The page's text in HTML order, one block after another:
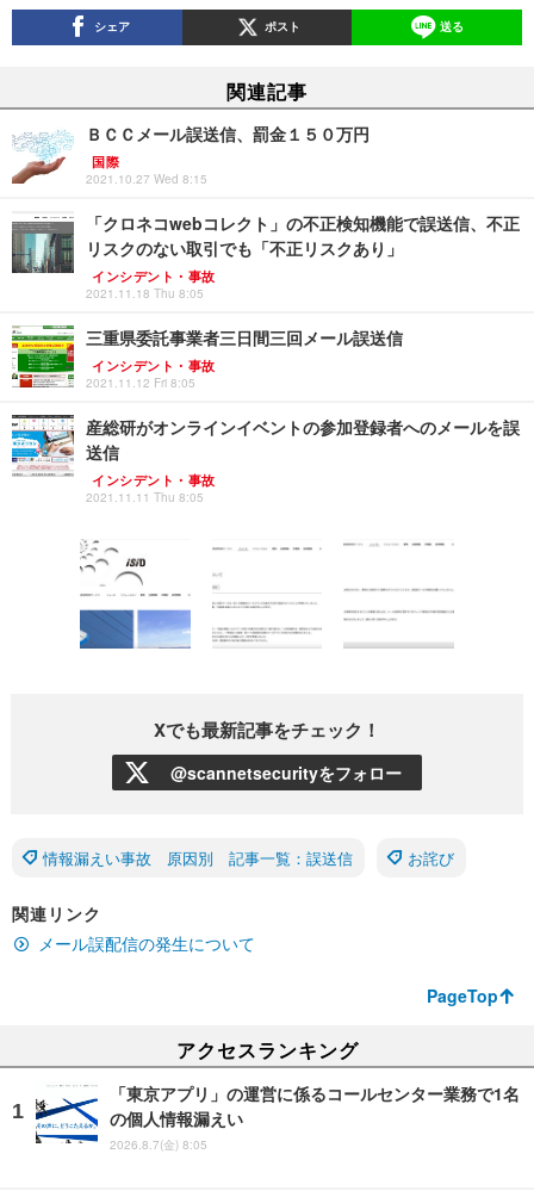
シェア ポスト 送る
関連記事
ＢＣＣメール誤送信、罰金１５０万円
国際
2021.10.27 Wed 8:15
「クロネコwebコレクト」の不正検知機能で誤送信、不正
リスクのない取引でも「不正リスクあり」
インシデント・事故
2021.11.18 Thu 8:05
三重県委託事業者三日間三回メール誤送信
インシデント・事故
2021.11.12 Fri 8:05
産総研がオンラインイベントの参加登録者へのメールを誤
送信
インシデント・事故
2021.11.11 Thu 8:05
Xでも最新記事をチェック！
@scannetsecurityをフォロー
情報漏えい事故 原因別 記事一覧：誤送信 お詫び
関連リンク
メール誤配信の発生について
PageTop
アクセスランキング
「東京アプリ」の運営に係るコールセンター業務で1名
の個人情報漏えい
2026.8.7(金) 8:05